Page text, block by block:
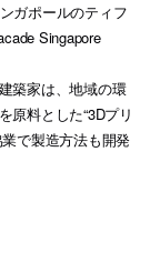
ガポールのティフ
Singapore
築家は、地域の環
原料とした“3Dプリ
で製造方法も開発